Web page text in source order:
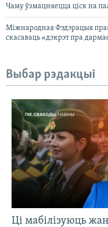
Чаму ўзмацняецца ціск на
Міжнародная Фэдэрацыя
скасаваць «дэкрэт пра
Выбар рэдакцыі
Ці мабілізуюць